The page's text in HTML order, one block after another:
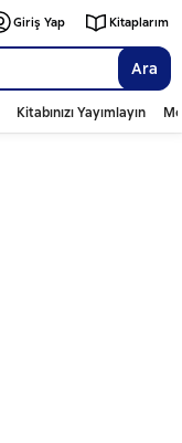
Ara
Giriş Yap Kitaplarım
Kitabınızı Yayımlayın